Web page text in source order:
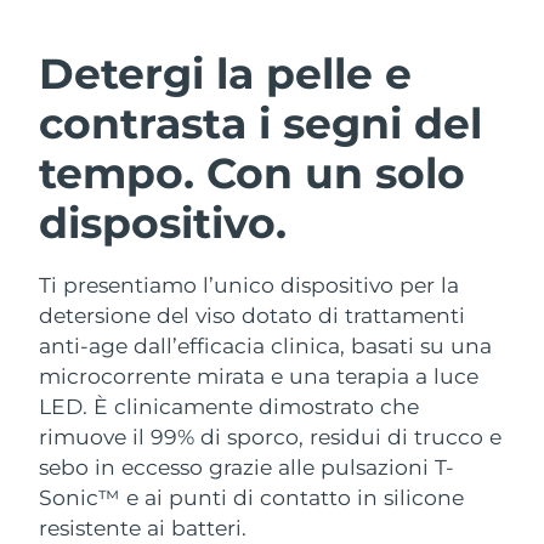
Detergi la pelle e
contrasta i segni del
tempo. Con un solo
dispositivo.
Ti presentiamo l’unico dispositivo per la
detersione del viso dotato di trattamenti
anti-age dall’efficacia clinica, basati su una
microcorrente mirata e una terapia a luce
LED. È clinicamente dimostrato che
rimuove il 99% di sporco, residui di trucco e
sebo in eccesso grazie alle pulsazioni T-
Sonic™ e ai punti di contatto in silicone
resistente ai batteri.
Detersione viso
LUNA™ 4 pacchetto
Anti-aging massage
LUNA™ 4 Plus
Massage, LED heating
LUNA™ 4 Men
For men, anti-aging massage
Lifting viso
BEAR™ 2 pacchetto
Microcurrent toning
BEAR™ 2 go
Microcurrent toning on-the-go
BEAR™ 2 eyes & lips
Microcurrent line smoothing device
Idratazione
UFO™ 3 pacchetto
Deep facial hydration
UFO™ 3 LED
Near-infrared and red light therapy
device
Igiene orale
issa™ 4
Hybrid silicone sonic toothbrush
issa™ 4 plus
Smart hybrid silicone sonic toothbrush
TRATTAMENTI ANTI-AGE FAQ™
Anti-age Trattamenti LED
NEW
Bahrein Consegna stimata
Consegna stimata
Bermuda
Erzegovina
Consegna stimata8/12/26
Brunei Consegna stimata 8/14/26
Bulgaria Consegna stimata
Canada Consegna stimata8/13/26
Cile